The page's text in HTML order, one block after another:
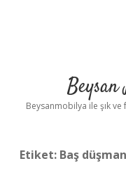
Beysanmobilya ile şık
Etiket: Baş